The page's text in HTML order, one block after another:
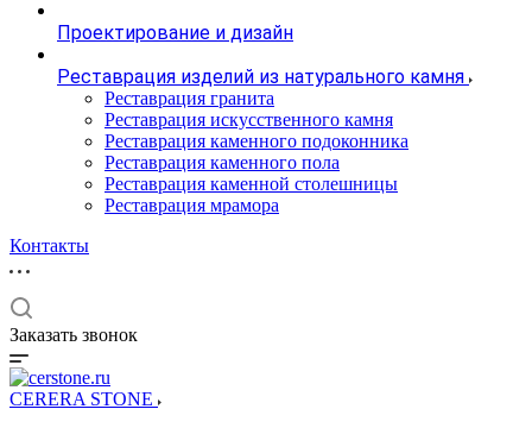
Проектирование и дизайн
Реставрация изделий из натурального камня
Реставрация гранита
Реставрация искусственного камня
Реставрация каменного подоконника
Реставрация каменного пола
Реставрация каменной столешницы
Реставрация мрамора
Контакты
Заказать звонок
CERERA STONE